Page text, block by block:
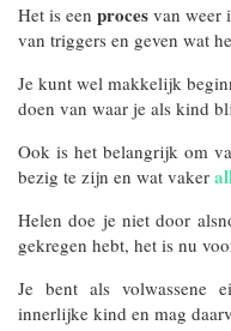
Het is een proces van weer
van triggers en geven wat
Je kunt wel makkelijk
doen van waar je als kind
Ook is het belangrijk om
bezig te zijn en wat vaker
Helen doe je niet door
gekregen hebt, het is nu
Je bent als volwassene
innerlijke kind en mag